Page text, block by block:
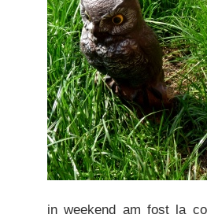
in weekend am fost la